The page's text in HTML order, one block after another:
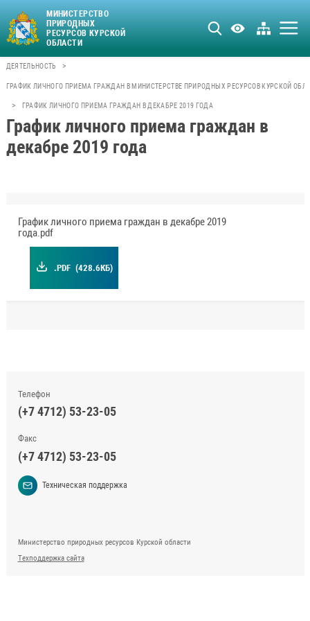
МИНИСТЕРСТВО
ПРИРОДНЫХ
РЕСУРСОВ КУРСКОЙ
ОБЛАСТИ
ДЕЯТЕЛЬНОСТЬ >
ГРАФИК ЛИЧНОГО ПРИЕМА ГРАЖДАН В МИНИСТЕРСТВЕ ПРИРОДНЫХ РЕСУРСОВ КУРСКОЙ
> ГРАФИК ЛИЧНОГО ПРИЕМА ГРАЖДАН В ДЕКАБРЕ 2019 ГОДА
График личного приема граждан в
декабре 2019 года
График личного приема граждан в декабре 2019
года.pdf
.PDF (428.6КБ)
Телефон
(+7 4712) 53-23-05
Факс
(+7 4712) 53-23-05
Техническая поддержка
Министерство природных ресурсов Курской области
Техподдержка сайта